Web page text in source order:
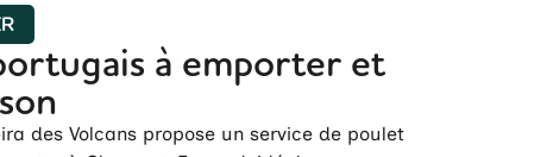
à emporter et
des Volcans propose un service de poulet